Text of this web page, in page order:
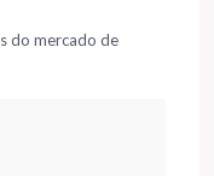
do mercado de